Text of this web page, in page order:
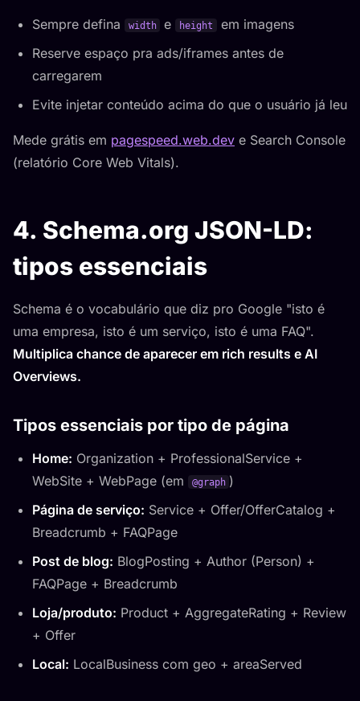
Sempre defina width e height
em imagens
Reserve espaço pra ads/iframes antes de
carregarem
Evite injetar conteúdo acima do que o usuário já leu
Mede grátis em pagespeed.web.dev e Search Console
(relatório Core Web Vitals).
4. Schema.org JSON-LD:
tipos essenciais
Schema é o vocabulário que diz pro Google "isto é
uma empresa, isto é um serviço, isto é uma FAQ".
Multiplica chance de aparecer em rich results e AI
Overviews.
Tipos essenciais por tipo de página
Home: Organization + ProfessionalService +
WebSite + WebPage (em
@graph )
Página de serviço: Service + Offer/OfferCatalog +
Breadcrumb + FAQPage
Post de blog: BlogPosting + Author (Person) +
FAQPage + Breadcrumb
Loja/produto: Product + AggregateRating + Review
+ Offer
Local: LocalBusiness com geo + areaServed